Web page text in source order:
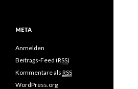
META
Anmelden
Beitrags-Feed (RSS)
Kommentare als RSS
WordPress.org